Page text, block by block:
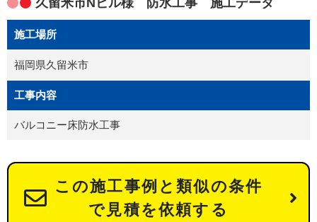
久留米市Nビル様 防水工事 施工データ
施工場所
福岡県久留米市
工事内容
バルコニー床防水工事
この施工事例と類似の条件
で見積を依頼する